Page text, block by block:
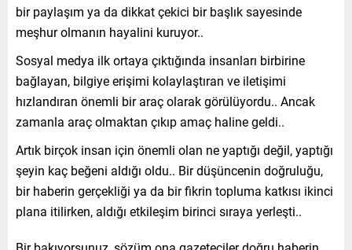
bir paylaşım ya da dikkat çekici bir başlık sayesinde
meşhur olmanın hayalini kuruyor..
Sosyal medya ilk ortaya çıktığında insanları birbirine
bağlayan, bilgiye erişimi kolaylaştıran ve iletişimi
hızlandıran önemli bir araç olarak görülüyordu.. Ancak
zamanla araç olmaktan çıkıp amaç haline geldi..
Artık birçok insan için önemli olan ne yaptığı değil, yaptığı
şeyin kaç beğeni aldığı oldu.. Bir düşüncenin doğruluğu,
bir haberin gerçekliği ya da bir fikrin topluma katkısı ikinci
plana itilirken, aldığı etkileşim birinci sıraya yerleşti..